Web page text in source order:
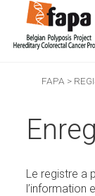
FAPA >
Le registre a
l’information